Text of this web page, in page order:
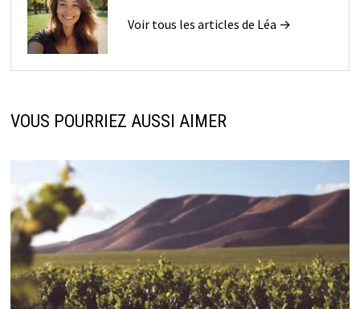
Voir tous les articles de Léa →
VOUS POURRIEZ AUSSI AIMER